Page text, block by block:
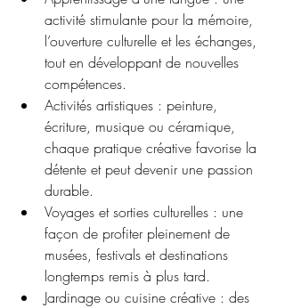
activité stimulante pour la mémoire,
l’ouverture culturelle et les échanges,
tout en développant de nouvelles
compétences.
Activités artistiques : peinture,
écriture, musique ou céramique,
chaque pratique créative favorise la
détente et peut devenir une passion
durable.
Voyages et sorties culturelles : une
façon de profiter pleinement de
musées, festivals et destinations
longtemps remis à plus tard.
Jardinage ou cuisine créative : des